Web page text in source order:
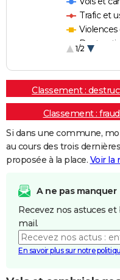
Trafic et
1/2
Classement :
Classement :
Si dans une commune,
au cours des trois
proposée à la place. Voir la
A ne pas manquer
Recevez nos astuces
mail.
En savoir plus sur notre